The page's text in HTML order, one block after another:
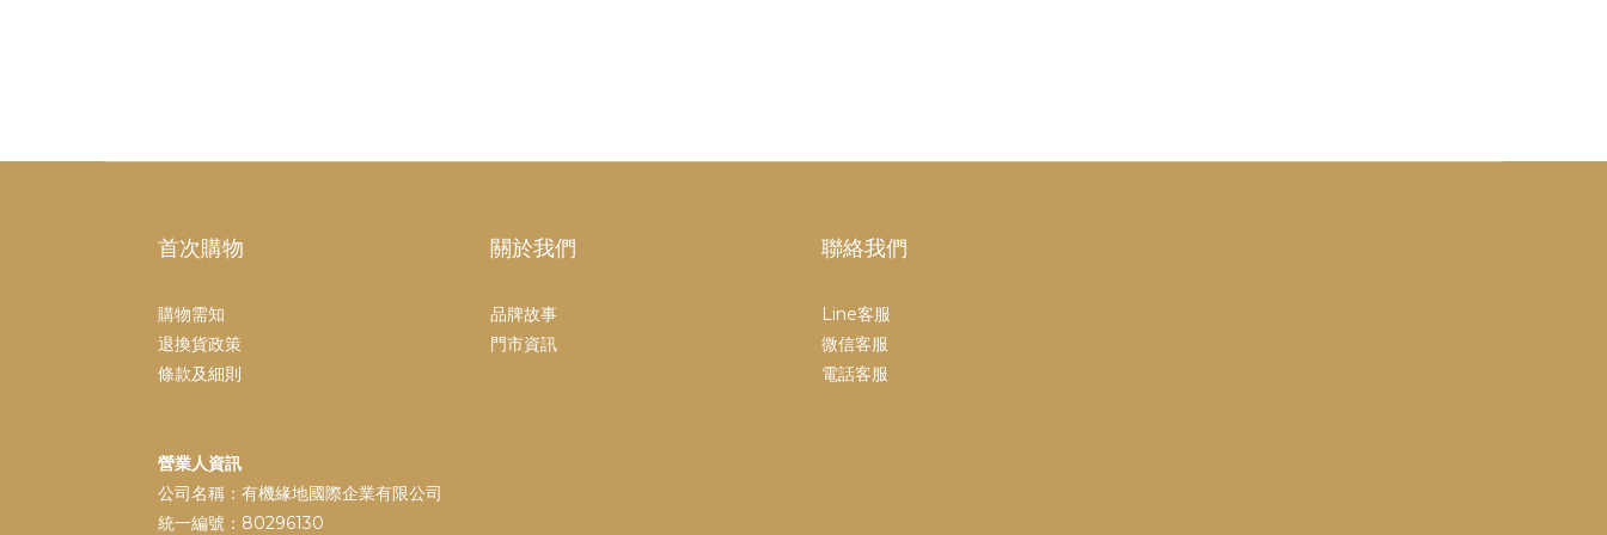
首次購物
購物需知
退換貨政策
條款及細則
營業人資訊
公司名稱：有機緣地國際企業有限公司
統一編號：80296130
關於我們
品牌故事
門市資訊
聯絡我們
Line客服
微信客服
電話客服